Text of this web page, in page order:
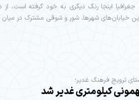
اینجا رنگ دیگری به خود گرفته است، از
خیابان‌های شهرها، شور و شوقی مشترک در میان
ترویج فرهنگ غدیر؛
کیلومتری غدیر شد